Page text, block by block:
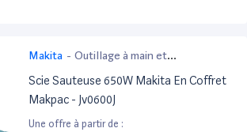
Makita - Outillage à main et
électroportatif
Scie Sauteuse 650W Makita En Coffret
Makpac - Jv0600J
Une offre à partir de :